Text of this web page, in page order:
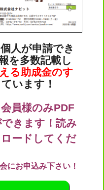
人が申請でき
を多数記載し
る助成金のす
います！
員様のみPDF
きます！読み
ードしてくだ
にお申込み下さい！